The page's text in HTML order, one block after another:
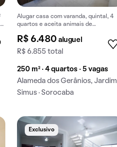
Alugar casa com varanda, quintal, 4
quartos e aceita animais de
R$ 6.480 aluguel
R$ 6.855 total
250 m² · 4 quartos · 5 vagas
Alameda dos Gerânios, Jardim
Simus · Sorocaba
Exclusivo